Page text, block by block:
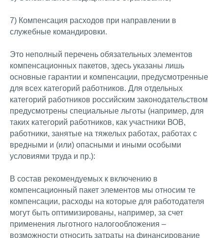
7) Компенсация расходов при направлении в
служебные командировки.
Это неполный перечень обязательных элементов
компенсационных пакетов, здесь указаны лишь
основные гарантии и компенсации, предусмотренные
для всех категорий работников. Для отдельных
категорий работников российским законодательством
предусмотрены специальные льготы (например, для
таких категорий работников, как участники ВОВ,
работники, занятые на тяжелых работах, работах с
вредными и (или) опасными и иными особыми
условиями труда и пр.):
В состав рекомендуемых к включению в
компенсационный пакет элементов мы относим те
компенсации, расходы на которые для работодателя
могут быть оптимизированы, например, за счет
применения льготного налогообложения –
возможности относить затраты на финансирование